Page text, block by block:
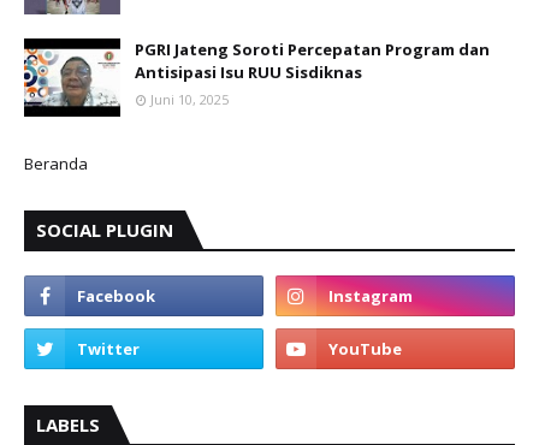
PGRI Jateng Soroti Percepatan Program dan
Antisipasi Isu RUU Sisdiknas
Juni 10, 2025
Beranda
SOCIAL PLUGIN
LABELS